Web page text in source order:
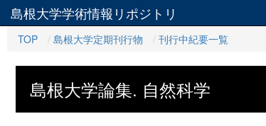
島根大学学術情報リポジトリ
TOP
島根大学定期刊行物 刊行中紀要一覧
島根大学論集. 自然科学